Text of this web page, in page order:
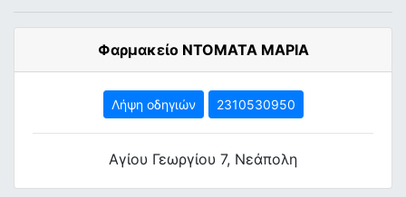
Φαρμακείο ΝΤΟΜΑΤΑ ΜΑΡΙΑ
Λήψη οδηγιών 2310530950
Αγίου Γεωργίου 7, Νεάπολη